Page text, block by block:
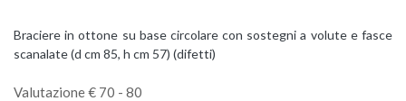
Braciere in ottone su base circolare con sostegni a volute e fasce
scanalate (d cm 85, h cm 57) (difetti)
Valutazione € 70 - 80